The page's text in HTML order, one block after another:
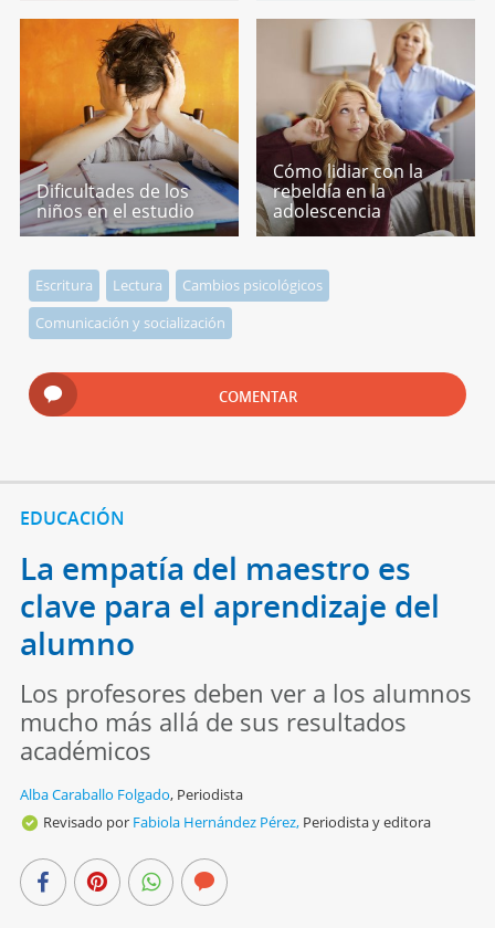
Dificultades de los
niños en el estudio
Cómo lidiar con la
rebeldía en la
adolescencia
Escritura Lectura
Cambios psicológicos
Comunicación y socialización
COMENTAR
EDUCACIÓN
La empatía del maestro es
clave para el aprendizaje del
alumno
Los profesores deben ver a los alumnos
mucho más allá de sus resultados
académicos
Alba Caraballo Folgado, Periodista
Revisado por Fabiola Hernández Pérez, Periodista y editora